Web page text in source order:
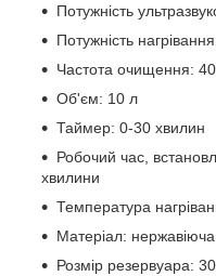
Потужність
Потужність
Частота очищення:
Об'єм: 10 л
Таймер: 0-30 хвилин
Робочий час,
хвилини
Температура
Матеріал:
Розмір резервуара: